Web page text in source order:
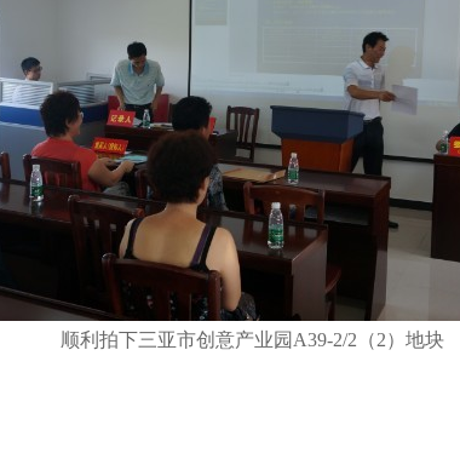
顺利拍下三亚市创意产业园A39-2/2（2）地块